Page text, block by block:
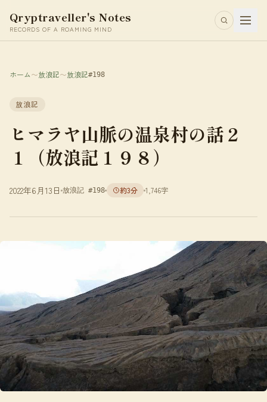
Qryptraveller's Notes
RECORDS OF A ROAMING MIND
ホーム〜放浪記〜放浪記#198
放浪記
ヒマラヤ山脈の温泉村の話２
１（放浪記１９８）
2022年6月13日 放浪記 #198 約3分 1,746字